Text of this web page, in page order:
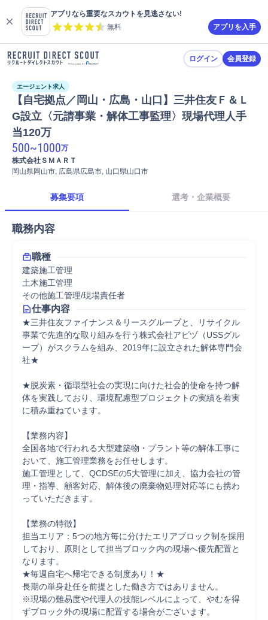
アプリなら重要なスカウトを見逃さない!
無料
アプリを入手
ログイン 会員登録
エージェント求人
【自宅拠点／岡山・広島・山口】三井住友Ｆ＆Ｌ
G設立〈元請事業・解体工事監理〉現場代理人手
当120万
500~1000万
株式会社ＳＭＡＲＴ
岡山県岡山市, 広島県広島市, 山口県山口市
募集要項 選考・企業概要
職務内容
職種
建築施工管理
土木施工管理
その他施工管理/現場責任者
仕事内容
★三井住友ファイナンス＆リースグループと、リサイクル
事業で先進的な取り組みを行う株式会社アビヅ（USSグル
ープ）がスクラムを組み、2019年に設立された解体専門会
社★
★脱炭素・循環型社会の実現に向けた社会的使命を持つ解
体を実践しており、環境配慮型プロジェクトの実績を着実
に積み重ねています。
【業務内容】
全国各地で行われる大型建築物・プラント等の解体工事に
おいて、施工管理業務をお任せします。
施工管理として、QCDSEの5大管理に加え、協力会社の管
理・指導、顧客対応、解体後の廃棄物処理対応等にも携わ
っていただきます。
【業務の特徴】
担当エリア：5つの地方毎に分けたエリアブロック制を採用
しており、原則として担当ブロック内の現場へ優先配置と
なります。
★毎週自宅へ帰宅できる制度あり！★
長期の単身赴任を前提とした働き方ではありません。
※現場の難易度や代理人の技能レベルによって、やむを得
ずブロック外の現場に配置する場合がございます。